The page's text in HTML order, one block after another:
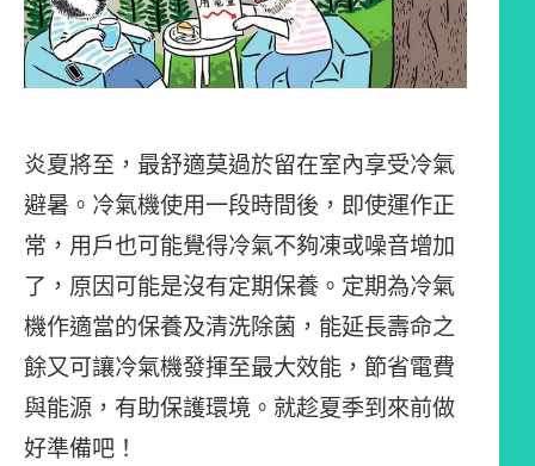
炎夏將至，最舒適莫過於留在室內享受冷氣
避暑。冷氣機使用一段時間後，即使運作正
常，用戶也可能覺得冷氣不夠凍或噪音增加
了，原因可能是沒有定期保養。定期為冷氣
機作適當的保養及清洗除菌，能延長壽命之
餘又可讓冷氣機發揮至最大效能，節省電費
與能源，有助保護環境。就趁夏季到來前做
好準備吧！